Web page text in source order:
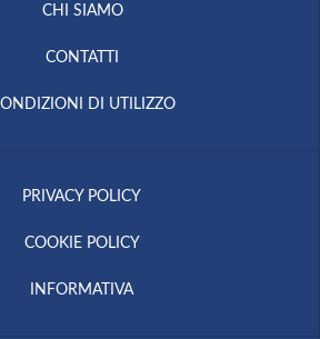
CHI SIAMO
CONTATTI
DI UTILIZZO
PRIVACY POLICY
COOKIE POLICY
INFORMATIVA